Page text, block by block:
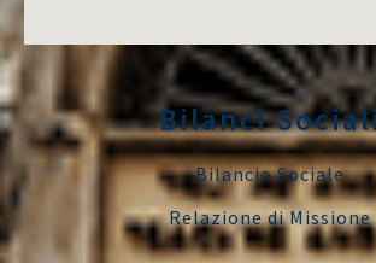
Bilanci
Bilancio Sociale
Relazione di Missione